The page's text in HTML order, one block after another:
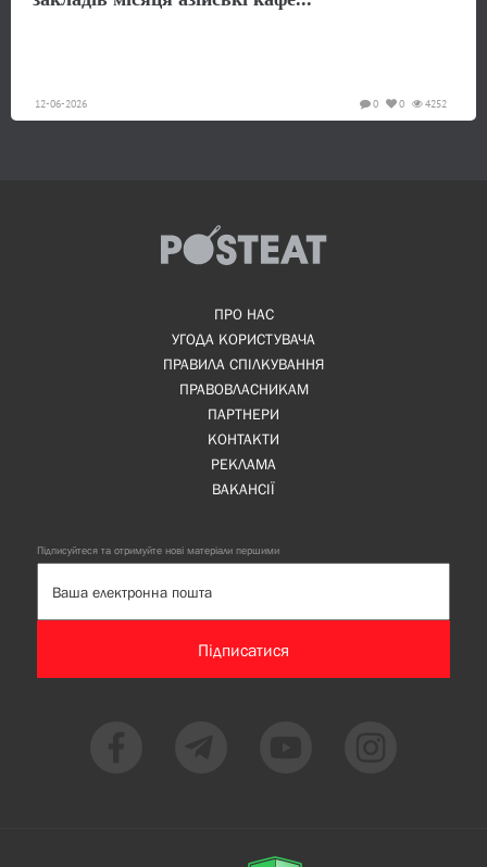
12-06-2026 4252
0
0
ПРО НАС
УГОДА КОРИСТУВАЧА
ПРАВИЛА СПІЛКУВАННЯ
ПРАВОВЛАСНИКАМ
ПАРТНЕРИ
КОНТАКТИ
РЕКЛАМА
ВАКАНСІЇ
Підписуйтеся та отримуйте нові матеріали першими
Підписатися